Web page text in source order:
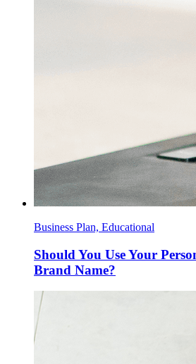
Business Plan, Educational
Should You Use Your
Brand Name?